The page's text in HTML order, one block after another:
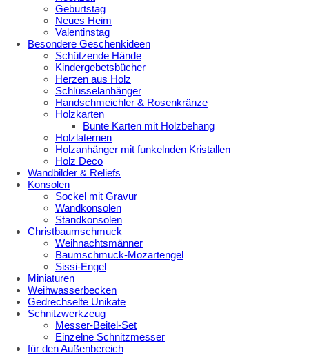
Geburtstag
Neues Heim
Valentinstag
Besondere Geschenkideen
Schützende Hände
Kindergebetsbücher
Herzen aus Holz
Schlüsselanhänger
Handschmeichler & Rosenkränze
Holzkarten
Bunte Karten mit Holzbehang
Holzlaternen
Holzanhänger mit funkelnden Kristallen
Holz Deco
Wandbilder & Reliefs
Konsolen
Sockel mit Gravur
Wandkonsolen
Standkonsolen
Christbaumschmuck
Weihnachtsmänner
Baumschmuck-Mozartengel
Sissi-Engel
Miniaturen
Weihwasserbecken
Gedrechselte Unikate
Schnitzwerkzeug
Messer-Beitel-Set
Einzelne Schnitzmesser
für den Außenbereich